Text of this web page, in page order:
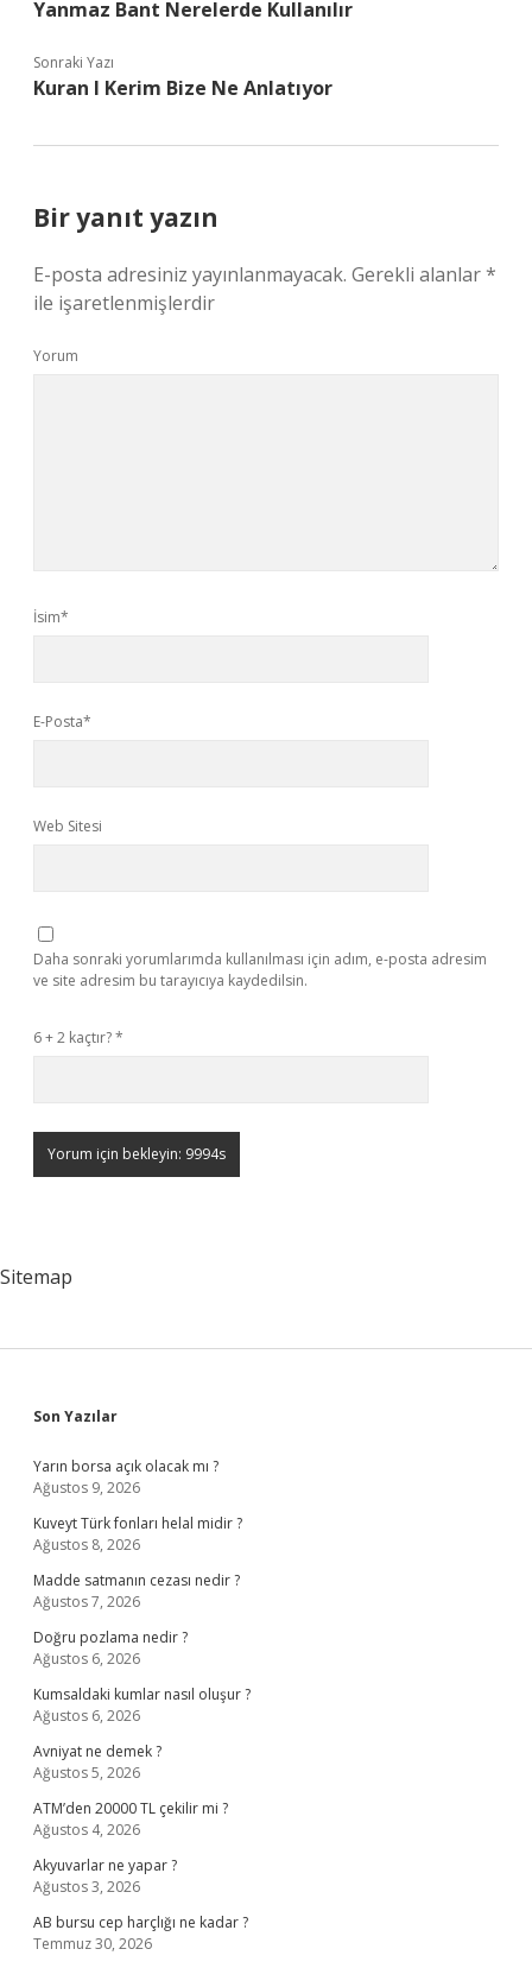
Yanmaz Bant Nerelerde Kullanılır
Sonraki Yazı
Kuran I Kerim Bize Ne Anlatıyor
Bir yanıt yazın
E-posta adresiniz yayınlanmayacak. Gerekli alanlar*
ile işaretlenmişlerdir
Yorum
İsim*
E-Posta*
Web Sitesi
Daha sonraki yorumlarımda kullanılması için adım, e-posta adresim
ve site adresim bu tarayıcıya kaydedilsin.
6 + 2 kaçtır?*
Sitemap
Sidebar
Son Yazılar
Yarın borsa açık olacak mı ?
Ağustos 9, 2026
Kuveyt Türk fonları helal midir ?
Ağustos 8, 2026
Madde satmanın cezası nedir ?
Ağustos 7, 2026
Doğru pozlama nedir ?
Ağustos 6, 2026
Kumsaldaki kumlar nasıl oluşur ?
Ağustos 6, 2026
Avniyat ne demek ?
Ağustos 5, 2026
ATM’den 20000 TL çekilir mi ?
Ağustos 4, 2026
Akyuvarlar ne yapar ?
Ağustos 3, 2026
AB bursu cep harçlığı ne kadar ?
Temmuz 30, 2026